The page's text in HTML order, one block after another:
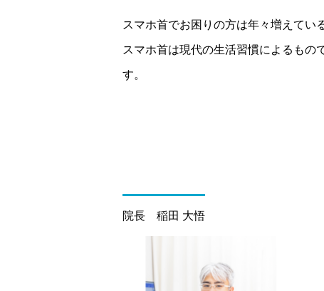
スマホ首でお困りの方は年々増えてい
スマホ首は現代の生活習慣によるもの
す。
院長 稲田 大悟